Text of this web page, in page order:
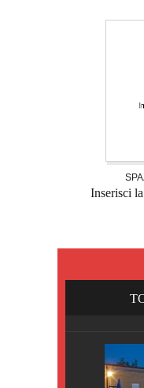
Inserisci